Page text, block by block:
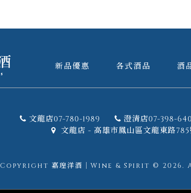
新品優惠 各式酒品 酒
文龍店07-780-1989 澄清店07-398-
文龍店 - 高雄市鳳山區文龍東路
Copyright 嘉瑝洋酒｜Wine & Spirit © 2026.